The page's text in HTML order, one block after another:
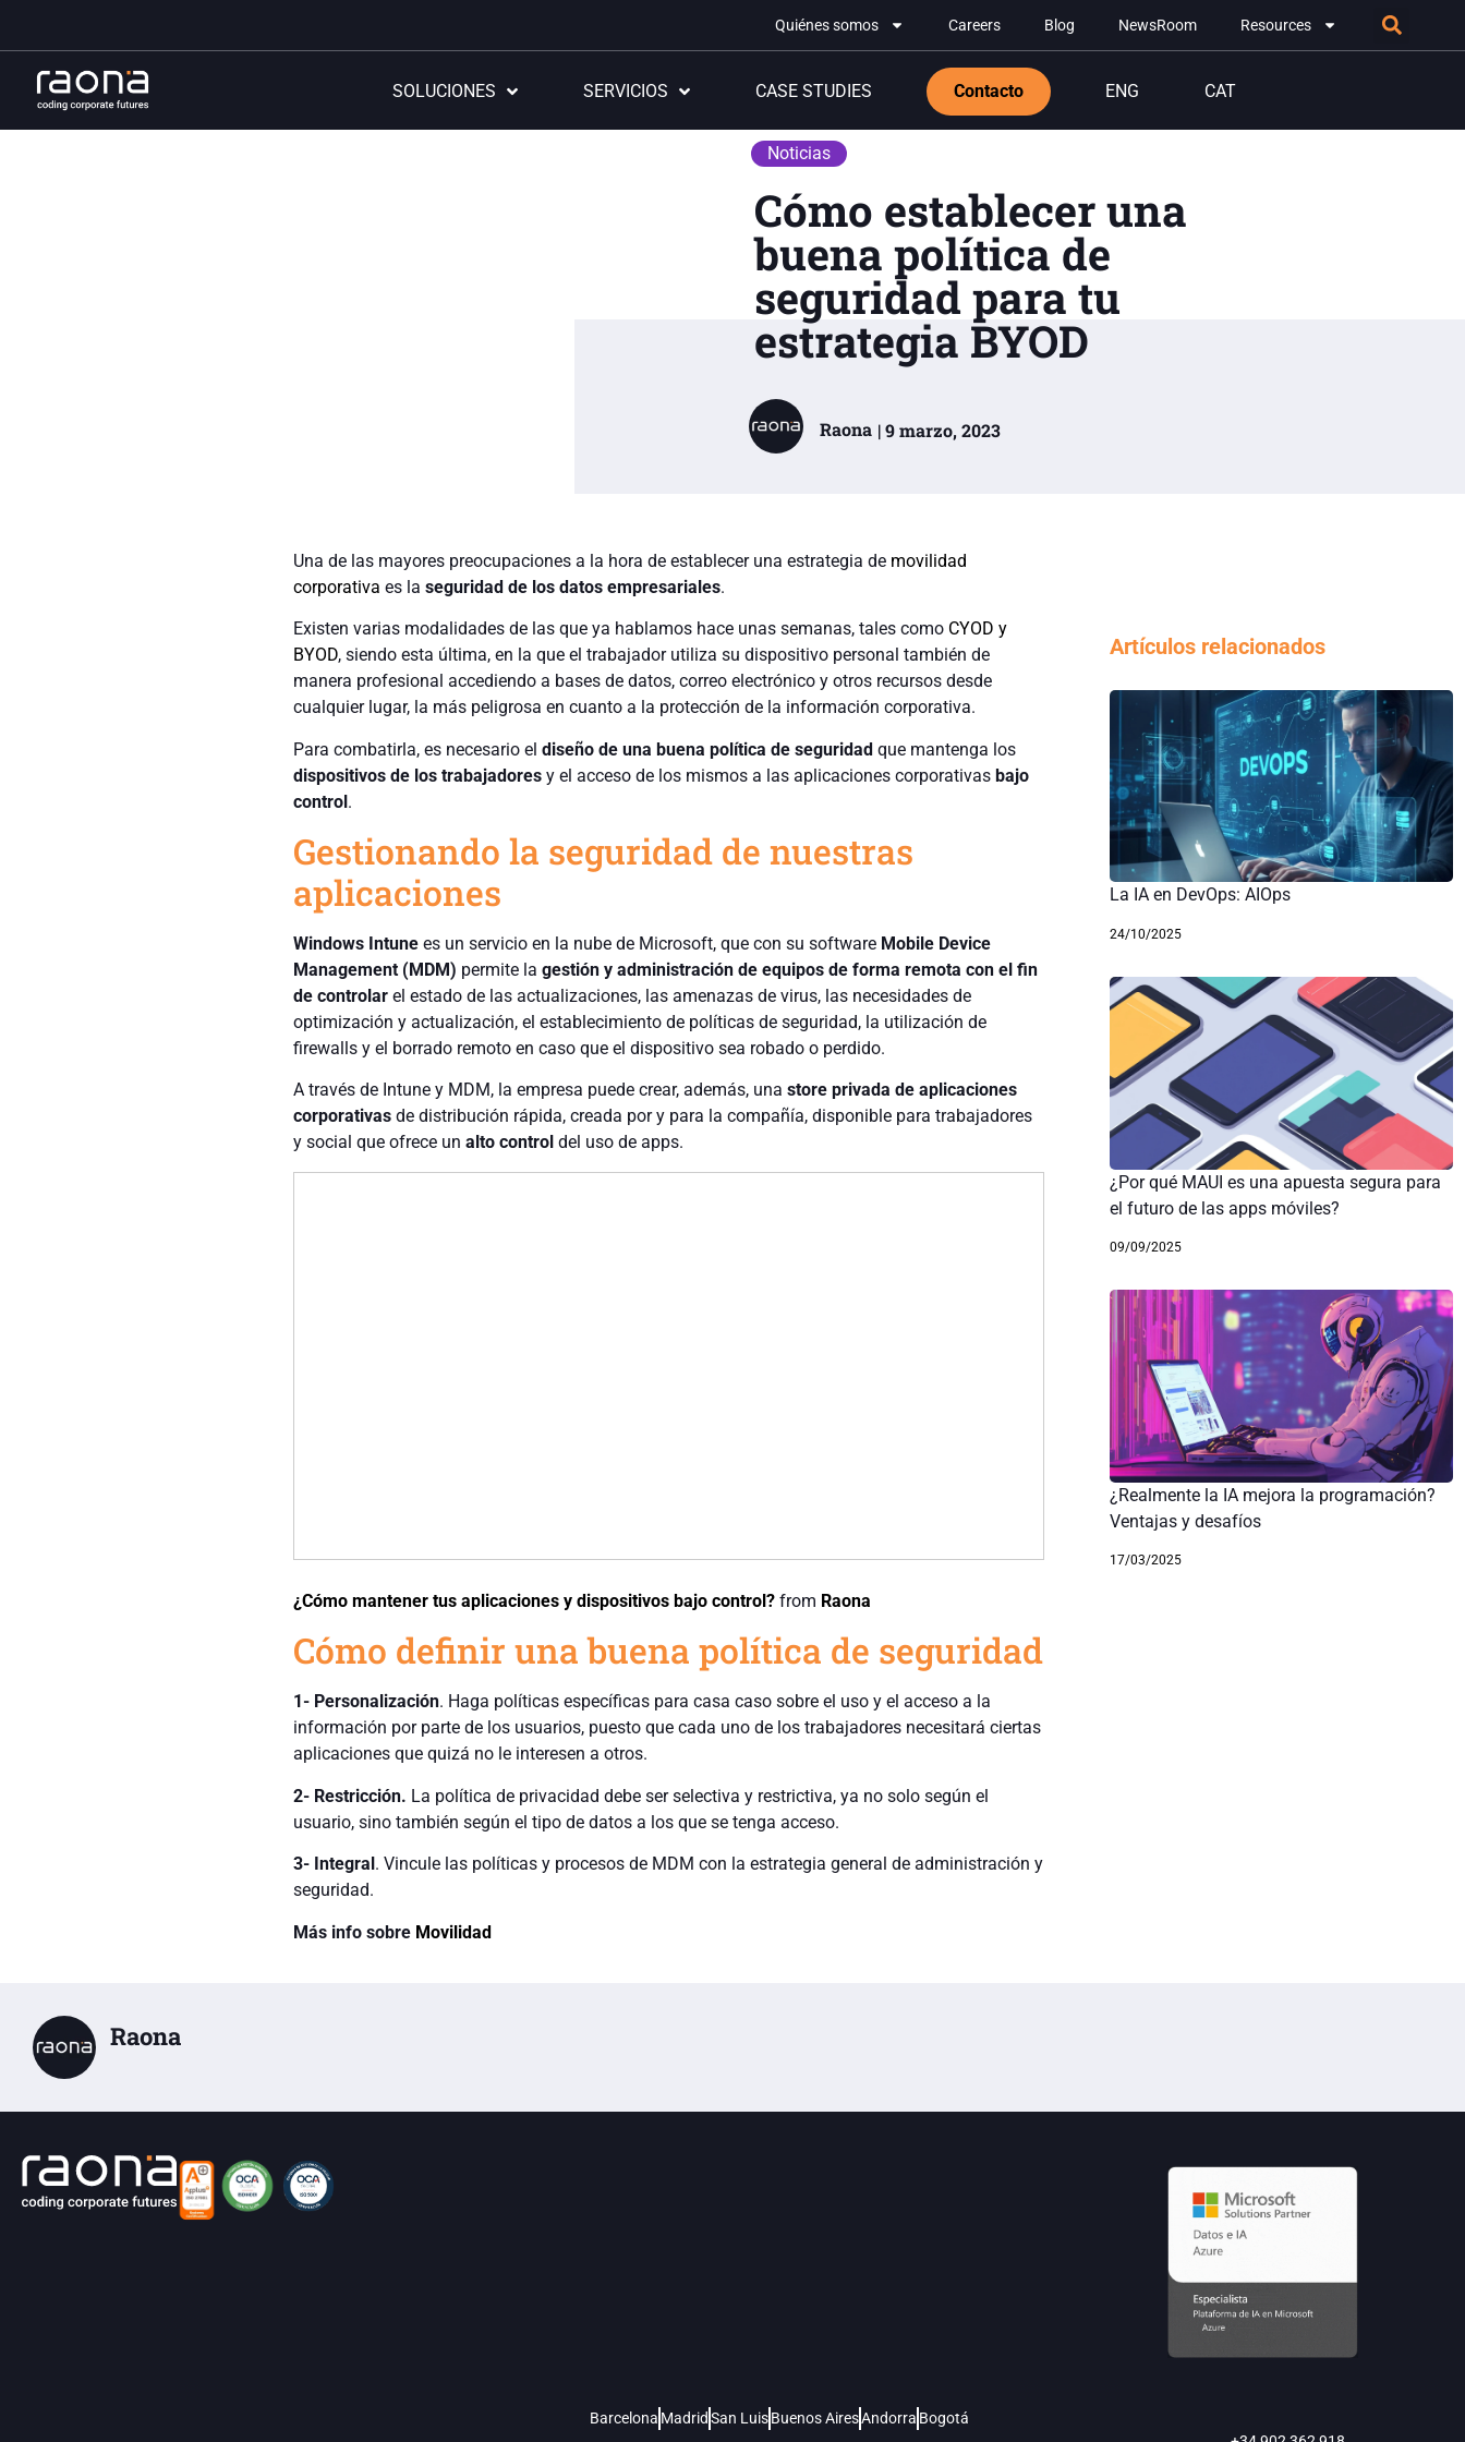
Quiénes somos Careers Blog NewsRoom Resources
SOLUCIONES SERVICIOS CASE STUDIES Contacto ENG CAT
Noticias
Cómo establecer una
buena política de
seguridad para tu
estrategia BYOD
Raona | 9 marzo, 2023
Una de las mayores preocupaciones a la hora de establecer una estrategia de movilidad
corporativa es la seguridad de los datos empresariales.
Existen varias modalidades de las que ya hablamos hace unas semanas, tales como CYOD y
BYOD, siendo esta última, en la que el trabajador utiliza su dispositivo personal también de
manera profesional accediendo a bases de datos, correo electrónico y otros recursos desde
cualquier lugar, la más peligrosa en cuanto a la protección de la información corporativa.
Para combatirla, es necesario el diseño de una buena política de seguridadque mantenga los
dispositivos de los trabajadoresy el acceso de los mismos a las aplicaciones corporativas bajo
control.
Gestionando la seguridad de nuestras
aplicaciones
Windows Intunees un servicio en la nube de Microsoft, que con su software Mobile Device
Management (MDM) permite la gestión y administración de equipos de forma remota con el fin
de controlarel estado de las actualizaciones, las amenazas de virus, las necesidades de
optimización y actualización, el establecimiento de políticas de seguridad, la utilización de
firewalls y el borrado remoto en caso que el dispositivo sea robado o perdido.
A través de Intune y MDM, la empresa puede crear, además, una store privada de aplicaciones
corporativasde distribución rápida, creada por y para la compañía, disponible para trabajadores
y social que ofrece un alto control del uso de apps.
¿Cómo mantener tus aplicaciones y dispositivos bajo control? from Raona
Cómo definir una buena política de seguridad
1- Personalización. Haga políticas específicas para casa caso sobre el uso y el acceso a la
información por parte de los usuarios, puesto que cada uno de los trabajadores necesitará ciertas
aplicaciones que quizá no le interesen a otros.
2- Restricción. La política de privacidad debe ser selectiva y restrictiva, ya no solo según el
usuario, sino también según el tipo de datos a los que se tenga acceso.
3- Integral . Vincule las políticas y procesos de MDM con la estrategia general de administración y
seguridad.
Más info sobre Movilidad
Artículos relacionados
La IA en DevOps: AIOps
24/10/2025
¿Por qué MAUI es una apuesta segura para
el futuro de las apps móviles?
09/09/2025
¿Realmente la IA mejora la programación?
Ventajas y desafíos
17/03/2025
Raona
Barcelona MadridSan Luis Buenos AiresAndorra Bogotá